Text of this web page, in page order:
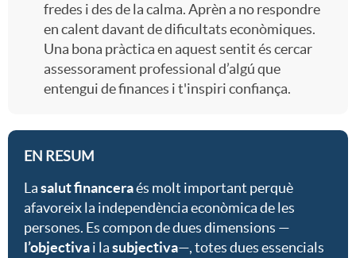
fredes i des de la calma. Aprèn a no respondre
en calent davant de dificultats econòmiques.
Una bona pràctica en aquest sentit és cercar
assessorament professional d’algú que
entengui de finances i t'inspiri confiança.
EN RESUM
Lasalut financeraés molt important perquè
afavoreix la independència econòmica de les
persones. Es compon de dues dimensions —
l’objectivai lasubjectiva—, totes dues essencials